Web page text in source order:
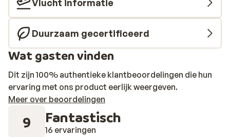
Vlucht informatie
Duurzaam gecertificeerd
Wat gasten vinden
Dit zijn 100% authentieke klantbeoordelingen die hun
ervaring met ons product eerlijk weergeven.
Meer over beoordelingen
9 Fantastisch
16 ervaringen